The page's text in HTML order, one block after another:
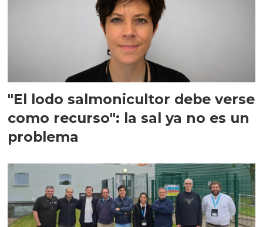
"El lodo salmonicultor debe verse
como recurso": la sal ya no es un
problema